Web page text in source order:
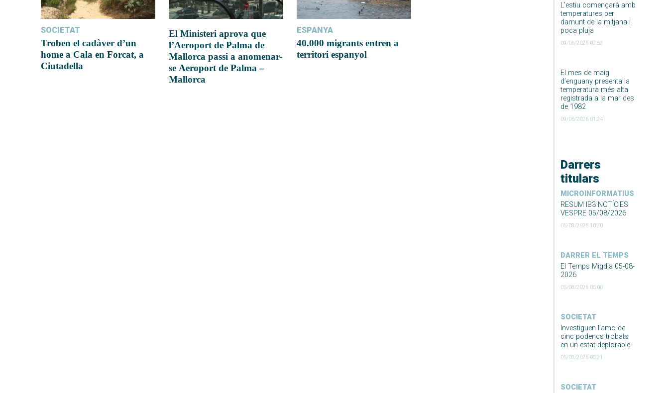
L’estiu començarà amb
temperatures per
damunt de la mitjana i
poca pluja
09/06/2026 02:52
El mes de maig
d’enguany presenta la
temperatura més alta
registrada a la mar des
de 1982
09/06/2026 01:24
Darrers
titulars
MICROINFORMATIUS
RESUM IB3 NOTÍCIES
VESPRE 05/08/2026
05/08/2026 10:20
DARRER EL TEMPS
El Temps Migdia 05-08-
2026
05/08/2026 05:00
SOCIETAT
Investiguen l’amo de
cinc podencs trobats
en un estat deplorable
05/08/2026 05:21
SOCIETAT
SOCIETAT
Troben el cadàver d’un
home a Cala en Forcat, a
Ciutadella
El Ministeri aprova que
l’Aeroport de Palma de
Mallorca passi a anomenar-
se Aeroport de Palma –
Mallorca
ESPANYA
40.000 migrants entren a
territori espanyol